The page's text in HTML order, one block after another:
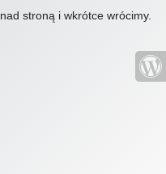
stroną i wkrótce wrócimy.